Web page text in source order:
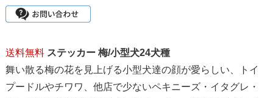
送料無料 ステッカー 梅/小型犬24犬種
舞い散る梅の花を見上げる小型犬達の顔が愛らしい、トイ
プードルやチワワ、他店で少ないペキニーズ・イタグレ・